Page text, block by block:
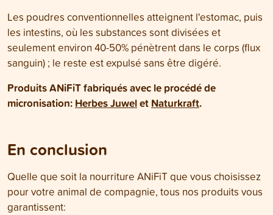
Les poudres conventionnelles atteignent l'estomac, puis
les intestins, où les substances sont divisées et
seulement environ 40-50% pénètrent dans le corps (flux
sanguin) ; le reste est expulsé sans être digéré.
Produits ANiFiT fabriqués avec le procédé de
micronisation: Herbes Juwelet Naturkraft.
En conclusion
Quelle que soit la nourriture ANiFiT que vous choisissez
pour votre animal de compagnie, tous nos produits vous
garantissent: